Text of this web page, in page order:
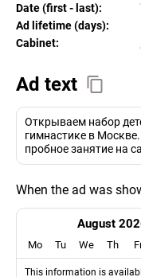
Date (first - last):
Ad lifetime (days):
Cabinet:
Ad text
Открываем набор
гимнастике в
пробное занятие на
When the ad was
August
Mo Tu We Th
This information is